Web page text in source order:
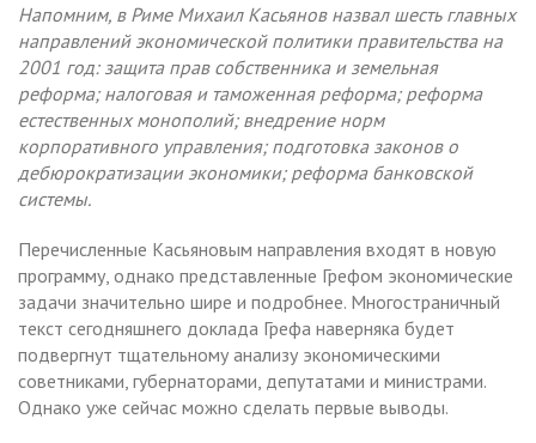
Напомним, в Риме Михаил Касьянов назвал шесть главных
направлений экономической политики правительства на
2001 год: защита прав собственника и земельная
реформа; налоговая и таможенная реформа; реформа
естественных монополий; внедрение норм
корпоративного управления; подготовка законов о
дебюрократизации экономики; реформа банковской
системы.
Перечисленные Касьяновым направления входят в новую
программу, однако представленные Грефом экономические
задачи значительно шире и подробнее. Многостраничный
текст сегодняшнего доклада Грефа наверняка будет
подвергнут тщательному анализу экономическими
советниками, губернаторами, депутатами и министрами.
Однако уже сейчас можно сделать первые выводы.